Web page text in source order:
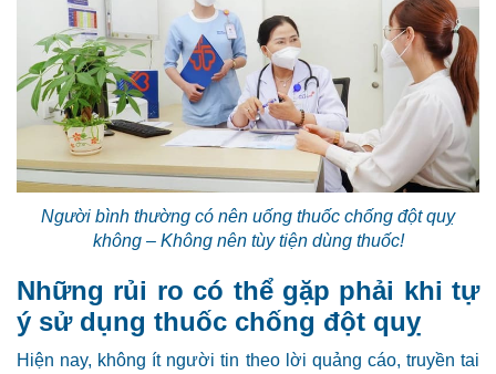
Người bình thường có nên uống thuốc chống đột quỵ
không – Không nên tùy tiện dùng thuốc!
Những rủi ro có thể gặp phải khi tự
ý sử dụng thuốc chống đột quỵ
Hiện nay, không ít người tin theo lời quảng cáo, truyền tai